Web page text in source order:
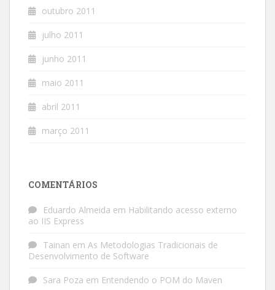
outubro 2011
julho 2011
junho 2011
maio 2011
abril 2011
março 2011
COMENTÁRIOS
Eduardo Almeida em Habilitando acesso externo
ao IIS Express
Tainan em As Metodologias Tradicionais de
Desenvolvimento de Software
Sara Poza em Entendendo o POM do Maven